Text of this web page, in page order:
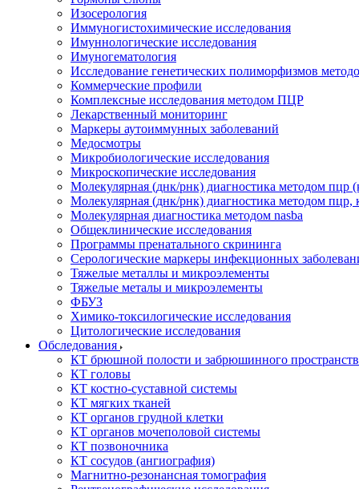
Изосерология
Иммуногистохимические исследования
Имуннологические исследования
Имуногематология
Исследование генетических полиморфизмов
Коммерческие профили
Комплексные исследования методом ПЦР
Лекарственный мониторинг
Маркеры аутоиммунных заболеваний
Медосмотры
Микробиологические исследования
Микроскопические исследования
Молекулярная (днк/рнк) диагностика методом пцр
Молекулярная (днк/рнк) диагностика методом пцр,
Молекулярная диагностика методом nasba
Общеклинические исследования
Программы пренатального скрининга
Серологические маркеры инфекционных
Тяжелые металлы и микроэлементы
Тяжелые металы и микроэлементы
ФБУЗ
Химико-токсилогические исследования
Цитологические исследования
Обследования
КТ брюшной полости и забрюшинного
КТ головы
КТ костно-суставной системы
КТ мягких тканей
КТ органов грудной клетки
КТ органов мочеполовой системы
КТ позвоночника
КТ сосудов (ангиография)
Магнитно-резонансная томография